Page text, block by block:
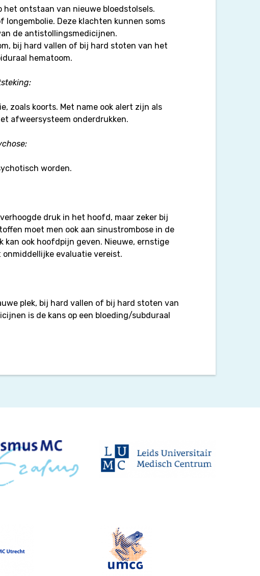
ontstaan van nieuwe bloedstolsels.
longembolie. Deze klachten kunnen soms
de antistollingsmedicijnen.
bij hard vallen of bij hard stoten van het
hematoom.
zoals koorts. Met name ook alert zijn als
afweersysteem onderdrukken.
worden.
druk in het hoofd, maar zeker bij
moet men ook aan sinustrombose in de
kan ook hoofdpijn geven. Nieuwe, ernstige
evaluatie vereist.
plek, bij hard vallen of bij hard stoten van
is de kans op een bloeding/subduraal